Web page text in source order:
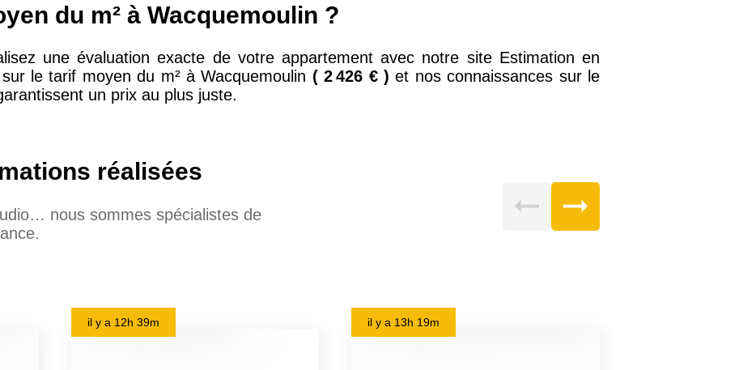
du m² à Wacquemoulin ?
une évaluation exacte de votre appartement avec notre site Estimation en
le tarif moyen du m² à Wacquemoulin ( 2 426 € ) et nos connaissances sur le
un prix au plus juste.
réalisées
nous sommes spécialistes de
il y a 12h 39m il y a 13h 19m